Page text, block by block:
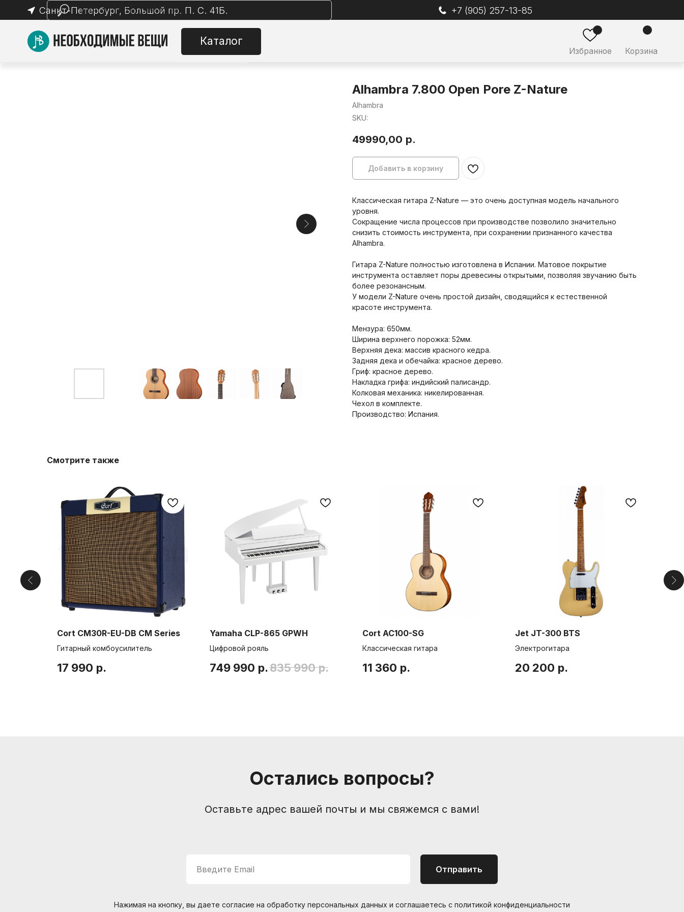
Каталог
Санкт-Петербург, Большой пр. П. С. 41Б.
Alhambra 7.800 Open Pore Z-Nature
Alhambra
SKU:
49990,00 р.
Добавить в корзину
Классическая гитара Z-Nature — это очень доступная модель начального
уровня.
Сокращение числа процессов при производстве позволило значительно
снизить стоимость инструмента, при сохранении признанного качества
Alhambra.
Гитара Z-Nature полностью изготовлена в Испании. Матовое покрытие
инструмента оставляет поры древесины открытыми, позволяя звучанию быть
более резонансным.
У модели Z-Nature очень простой дизайн, сводящийся к естественной
красоте инструмента.
Мензура: 650мм.
Ширина верхнего порожка: 52мм.
Верхняя дека: массив красного кедра.
Задняя дека и обечайка: красное дерево.
Гриф: красное дерево.
Накладка грифа: индийский палисандр.
Колковая механика: никелированная.
Чехол в комплекте.
Производство: Испания.
Смотрите также
Cort CM30R-EU-DB CM Series
Гитарный комбоусилитель
17 990 р.
Yamaha CLP-865 GPWH
Цифровой рояль
749 990 р.835 990 р.
Cort AC100-SG
Классическая гитара
11 360 р.
Jet JT-300 BTS
Электрогитара
20 200 р.
Остались вопросы?
Оставьте адрес вашей почты и мы свяжемся с вами!
Введите Email Отправить
Нажимая на кнопку, вы даете согласие на обработку персональных данных и соглашаетесь c политикой конфиденциальности
Пользовательское соглашение
nevemusicshop@gmail.com
+7 (905) 257-13-85